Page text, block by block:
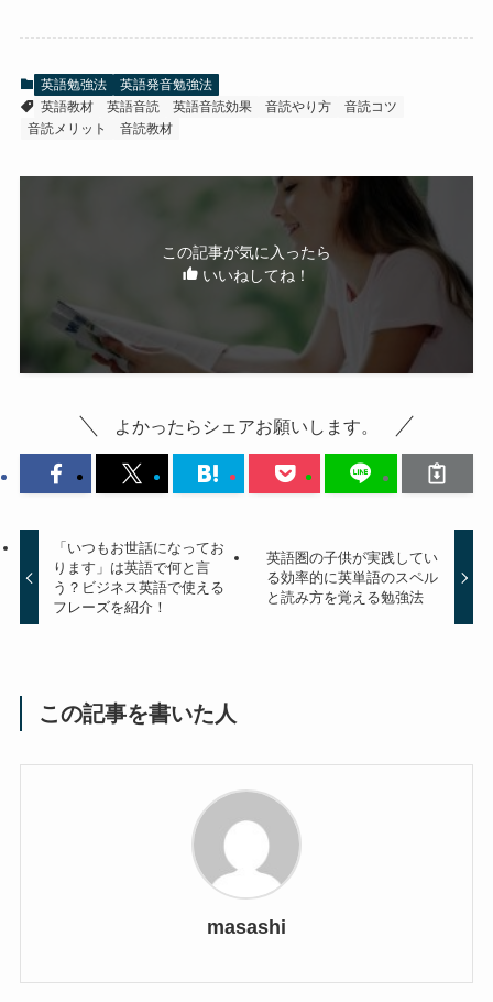
英語勉強法
英語発音勉強法
英語教材
英語音読 英語音読効果 音読やり方
音読コツ
音読メリット
音読教材
この記事が気に入ったら
いいねしてね！
よかったらシェアお願いします。
「いつもお世話になってお
ります」は英語で何と言
う？ビジネス英語で使える
フレーズを紹介！
英語圏の子供が実践してい
る効率的に英単語のスペル
と読み方を覚える勉強法
この記事を書いた人
masashi